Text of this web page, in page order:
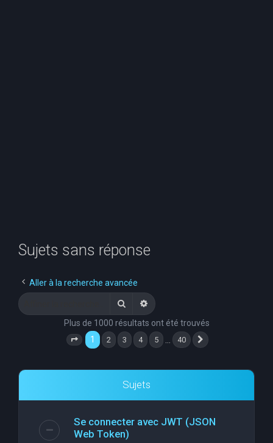
Sujets sans réponse
Aller à la recherche avancée
RechercherRecherche avancée
Plus de 1000 résultats ont été trouvés
Page 1 sur40
1 2 3 4 5 40
Sujets
Se connecter avec JWT (JSON
Web Token)